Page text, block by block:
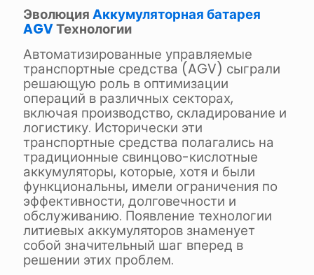
ЭволюцияАккумуляторная батарея
AGVТехнологии
Автоматизированные управляемые
транспортные средства (AGV) сыграли
решающую роль в оптимизации
операций в различных секторах,
включая производство, складирование и
логистику. Исторически эти
транспортные средства полагались на
традиционные свинцово-кислотные
аккумуляторы, которые, хотя и были
функциональны, имели ограничения по
эффективности, долговечности и
обслуживанию. Появление технологии
литиевых аккумуляторов знаменует
собой значительный шаг вперед в
решении этих проблем.